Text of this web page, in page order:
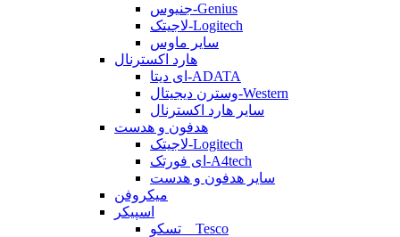
جنیوس-Genius
لاجیتک-Logitech
سایر ماوس
هارد اکسترنال
ای دیتا-ADATA
وسترن دیجیتال-Western
سایر هارد اکسترنال
هدفون و هدست
لاجیتک-Logitech
ای فورتک-A4tech
سایر هدفون و هدست
میکروفن
اسپیکر
تسکو _ Tesco